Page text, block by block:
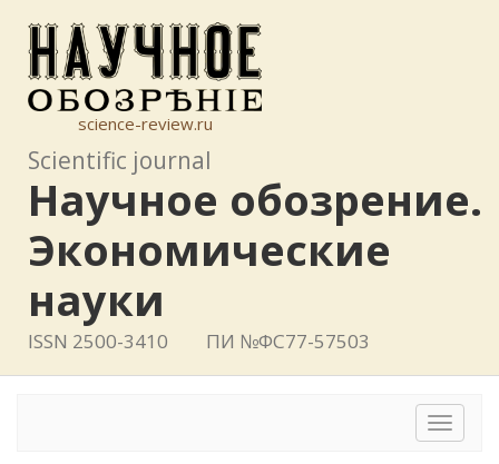
science-review.ru
Scientific journal
Научное обозрение.
Экономические
науки
ISSN 2500-3410 ПИ №ФС77-57503
Toggle